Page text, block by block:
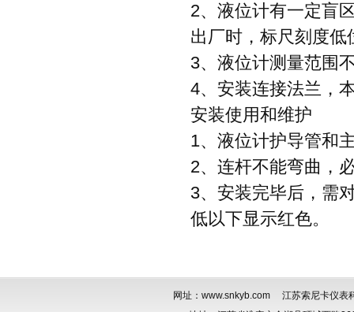
2、液位计有一定盲
出厂时，标尺刻度
3、液位计测量范围
4、安装连接法兰，
安装使用和维护
1、液位计护导管和
2、连杆不能弯曲，
3、安装完毕后，需
低以下显示红色。
网址： www.snkyb.com 江苏索尼卡仪表